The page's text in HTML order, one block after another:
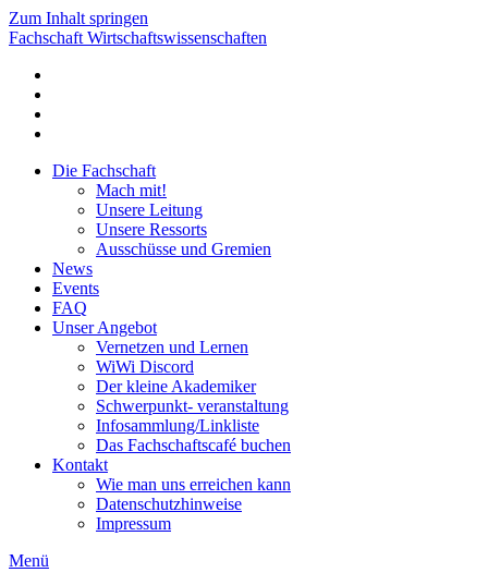
Zum Inhalt springen
Fachschaft Wirtschaftswissenschaften
Die Fachschaft
Mach mit!
Unsere Leitung
Unsere Ressorts
Ausschüsse und Gremien
News
Events
FAQ
Unser Angebot
Vernetzen und Lernen
WiWi Discord
Der kleine Akademiker
Schwerpunkt- veranstaltung
Infosammlung/Linkliste
Das Fachschaftscafé buchen
Kontakt
Wie man uns erreichen kann
Datenschutzhinweise
Impressum
Menü